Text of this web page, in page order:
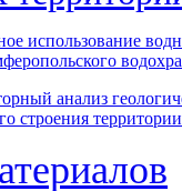
строения